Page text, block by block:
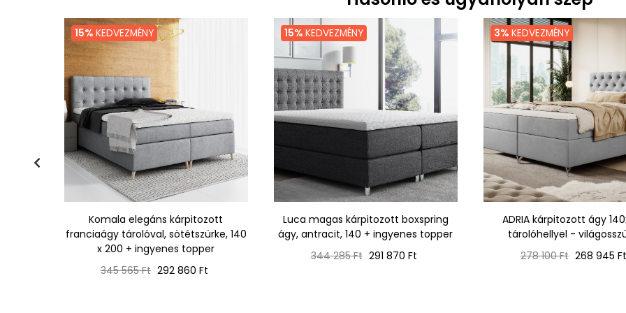
15% KEDVEZMÉNY
Komala elegáns kárpitozott
franciaágy tárolóval, sötétszürke, 140
x 200 + ingyenes topper
Normál
345 565 Ft Ár
292 860 Ft
15% KEDVEZMÉNY
Luca magas kárpitozott boxspring
ágy, antracit, 140 + ingyenes topper
Normál
344 285 Ft Ár
291 870 Ft
3% KEDVEZMÉNY
ADRIA kárpitozott ágy
tárolóhellyel -
Normál
278 100 Ft Ár
268 945 Ft